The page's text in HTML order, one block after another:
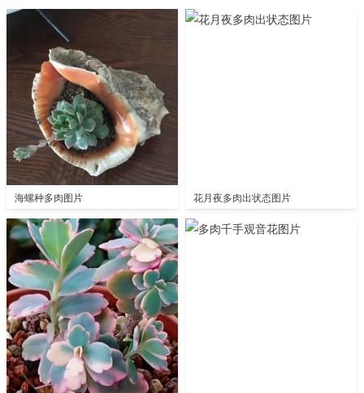
海螺种多肉图片 花月夜多肉出状态图片